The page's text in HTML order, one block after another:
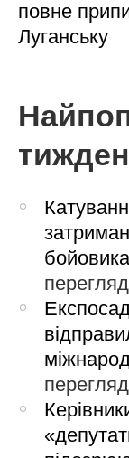
повне
Луганську